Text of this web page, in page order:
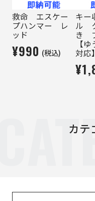
救命 エスケー
プハンマー レ
ッド
¥990 (税込)
キー
ル
き
【
対応】
カテ